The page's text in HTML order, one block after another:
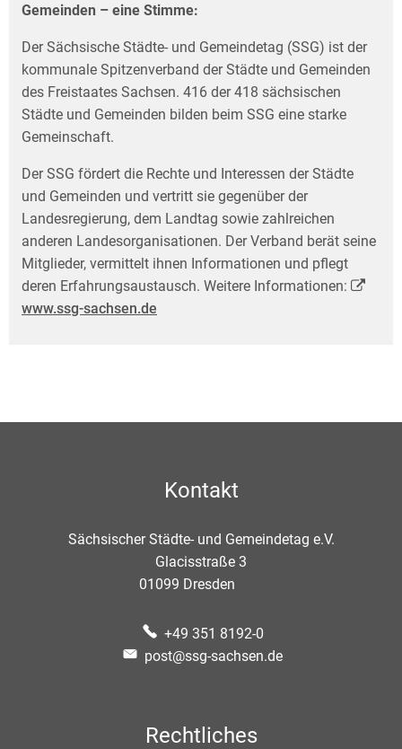
Gemeinden – eine Stimme:
Der Sächsische Städte- und Gemeindetag (SSG) ist der
kommunale Spitzenverband der Städte und Gemeinden
des Freistaates Sachsen. 416 der 418 sächsischen
Städte und Gemeinden bilden beim SSG eine starke
Gemeinschaft.
Der SSG fördert die Rechte und Interessen der Städte
und Gemeinden und vertritt sie gegen­über der
Landesregierung, dem Landtag sowie zahlreichen
anderen Landesorganisationen. Der Verband berät seine
Mitglieder, vermittelt ihnen Informationen und pflegt
deren Erfahrungs­austausch. Weitere Informationen:
www.ssg-sachsen.de
Kontakt
Sächsischer Städte- und Gemeindetag e.V.
Glacisstraße 3
01099 Dresden
+49 351 8192-0
post@ssg-sachsen.de
Rechtliches